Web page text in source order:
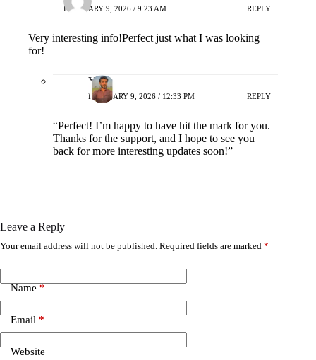
FEBRUARY 9, 2026 / 9:23 AM REPLY
Very interesting info!Perfect just what I was looking
for!
Yash
FEBRUARY 9, 2026 / 12:33 PM REPLY
“Perfect! I’m happy to have hit the mark for you.
Thanks for the support, and I hope to see you
back for more interesting updates soon!”
Leave a Reply
Your email address will not be published. Required fields are marked *
Name *
Email *
Website